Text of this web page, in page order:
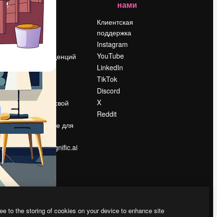
Цены
О нас
Reviews
Вакансии
Поиск тенденций
События
Slidesgo
Продайте свой
контент
Помещение для
прессы
Ищете magnific.ai
нами
Клиентская
поддержка
Instagram
YouTube
LinkedIn
TikTok
Discord
X
Reddit
to the storing of cookies on your device to enhance site